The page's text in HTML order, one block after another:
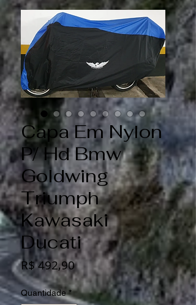
Capa Em Nylon
P/ Hd Bmw
Goldwing
Triumph
Kawasaki
Ducati
R$ 492,90Preço
Quantidade *